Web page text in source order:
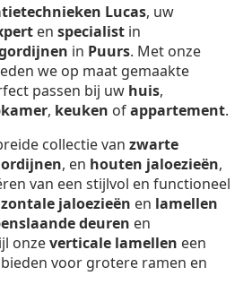
Lucas, uw
en specialist in
in Puurs. Met onze
we op maat gemaakte
passen bij uw huis,
, keuken ofappartement.
collectie van zwarte
, en houten jaloezieën,
van een stijlvol en functioneel
jaloezieën en lamellen
deuren en
onzeverticale lamellen een
voor grotere ramen en